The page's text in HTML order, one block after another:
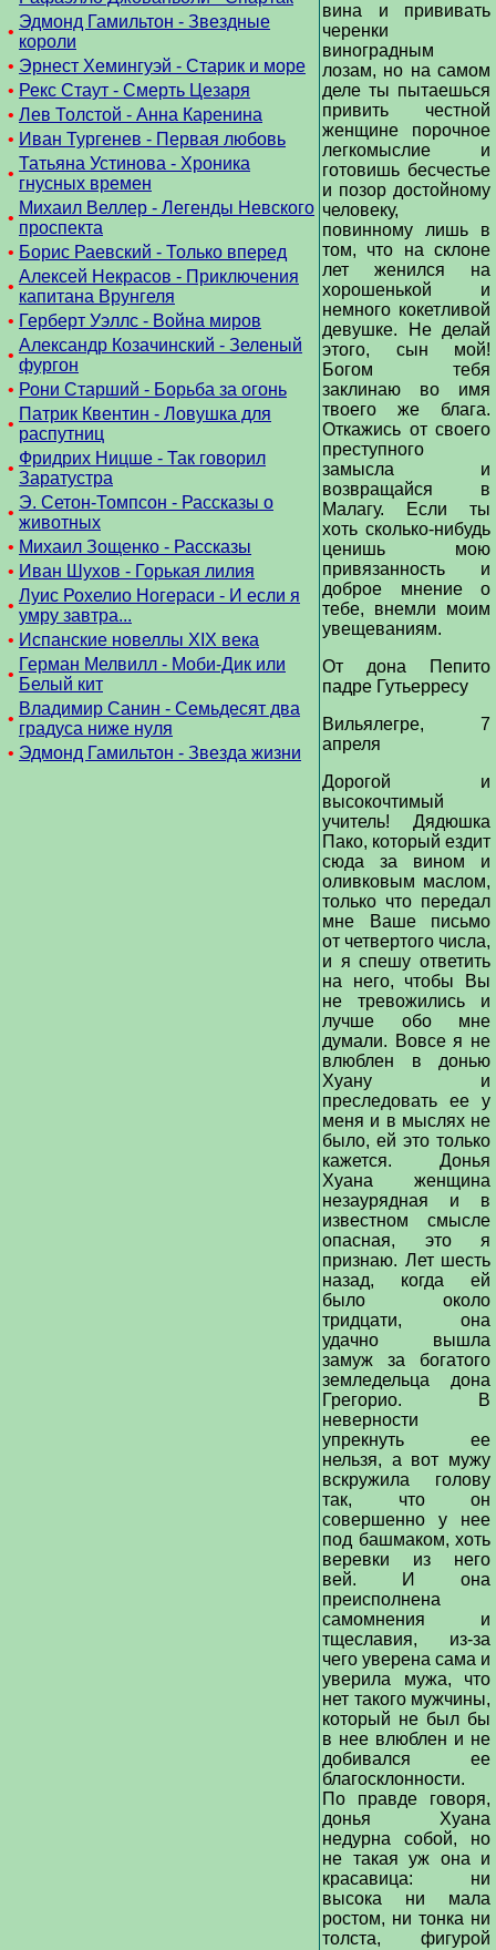
•
Эдмонд Гамильтон - Звездные
короли
• Эрнест Хемингуэй - Старик и море
• Рекс Стаут - Смерть Цезаря
• Лев Толстой - Анна Каренина
• Иван Тургенев - Первая любовь
•
Татьяна Устинова - Хроника
гнусных времен
•
Михаил Веллер - Легенды Невского
проспекта
• Борис Раевский - Только вперед
•
Алексей Некрасов - Приключения
капитана Врунгеля
• Герберт Уэллс - Война миров
•
Александр Козачинский - Зеленый
фургон
• Рони Старший - Борьба за огонь
•
Патрик Квентин - Ловушка для
распутниц
•
Фридрих Ницше - Так говорил
Заратустра
•
Э. Сетон-Томпсон - Рассказы о
животных
• Михаил Зощенко - Рассказы
• Иван Шухов - Горькая лилия
•
Луис Рохелио Ногераси - И если я
умру завтра...
• Испанские новеллы XIX века
•
Герман Мелвилл - Моби-Дик или
Белый кит
•
Владимир Санин - Семьдесят два
градуса ниже нуля
• Эдмонд Гамильтон - Звезда жизни
вина и прививать
черенки
виноградным
лозам, но на самом
деле ты пытаешься
привить честной
женщине порочное
легкомыслие и
готовишь бесчестье
и позор достойному
человеку,
повинному лишь в
том, что на склоне
лет женился на
хорошенькой и
немного кокетливой
девушке. Не делай
этого, сын мой!
Богом тебя
заклинаю во имя
твоего же блага.
Откажись от своего
преступного
замысла и
возвращайся в
Малагу. Если ты
хоть сколько-нибудь
ценишь мою
привязанность и
доброе мнение о
тебе, внемли моим
увещеваниям.
От дона Пепито
падре Гутьерресу
Вильялегре, 7
апреля
Дорогой и
высокочтимый
учитель! Дядюшка
Пако, который ездит
сюда за вином и
оливковым маслом,
только что передал
мне Ваше письмо
от четвертого числа,
и я спешу ответить
на него, чтобы Вы
не тревожились и
лучше обо мне
думали. Вовсе я не
влюблен в донью
Хуану и
преследовать ее у
меня и в мыслях не
было, ей это только
кажется. Донья
Хуана женщина
незаурядная и в
известном смысле
опасная, это я
признаю. Лет шесть
назад, когда ей
было около
тридцати, она
удачно вышла
замуж за богатого
земледельца дона
Грегорио. В
неверности
упрекнуть ее
нельзя, а вот мужу
вскружила голову
так, что он
совершенно у нее
под башмаком, хоть
веревки из него
вей. И она
преисполнена
самомнения и
тщеславия, из-за
чего уверена сама и
уверила мужа, что
нет такого мужчины,
который не был бы
в нее влюблен и не
добивался ее
благосклонности.
По правде говоря,
донья Хуана
недурна собой, но
не такая уж она и
красавица: ни
высока ни мала
ростом, ни тонка ни
толста, фигурой